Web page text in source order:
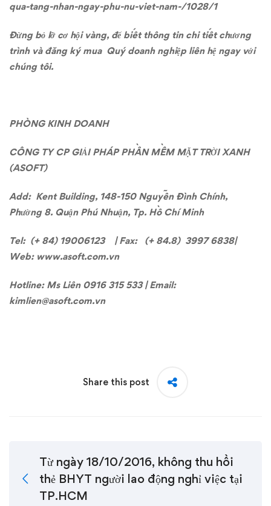
qua-tang-nhan-ngay-phu-nu-viet-nam-/1028/1
Đừng bỏ lỡ cơ hội vàng, để biết thông tin chi tiết chương
trình và đăng ký mua Quý doanh nghiệp liên hệ ngay với
chúng tôi.
PHÒNG KINH DOANH
CÔNG TY CP GIẢI PHÁP PHẦN MỀM MẶT TRỜI XANH
(ASOFT)
Add: Kent Building, 148-150 Nguyễn Đình Chính,
Phường 8. Quận Phú Nhuận, Tp. Hồ Chí Minh
Tel: (+ 84) 19006123 | Fax: (+ 84.8) 3997 6838|
Web: www.asoft.com.vn
Hotline: Ms Liên 0916 315 533 | Email:
kimlien@asoft.com.vn
Share this post
Từ ngày 18/10/2016, không thu hồi
thẻ BHYT người lao động nghỉ việc tại
TP.HCM